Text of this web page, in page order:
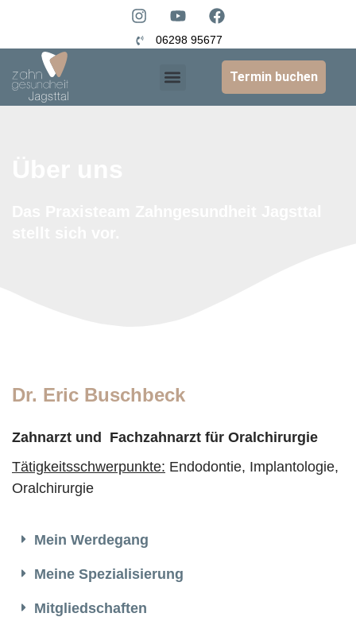
06298 95677
Termin buchen
Dr. Eric Buschbeck
Zahnarzt und Fachzahnarzt für Oralchirurgie
Tätigkeitsschwerpunkte: Endodontie, Implantologie,
Oralchirurgie
Mein Werdegang
Meine Spezialisierung
Mitgliedschaften